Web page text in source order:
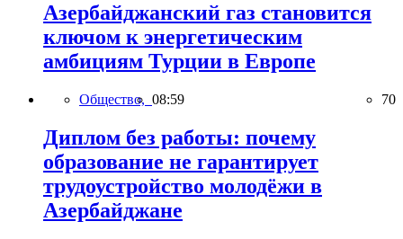
Азербайджанский газ становится
ключом к энергетическим
амбициям Турции в Европе
Общество, 08:59 70
Диплом без работы: почему
образование не гарантирует
трудоустройство молодёжи в
Азербайджане